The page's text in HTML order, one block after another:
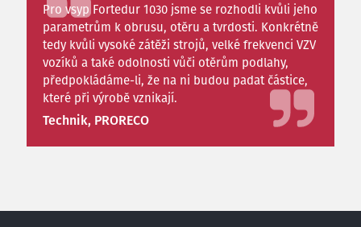
Pro vsyp Fortedur 1030 jsme se rozhodli kvůli jeho
parametrům k obrusu, otěru a tvrdosti. Konkrétně
tedy kvůli vysoké zátěži strojů, velké frekvenci VZV
vozíků a také odolnosti vůči otěrům podlahy,
předpokládáme-li, že na ni budou padat částice,
které při výrobě vznikají.
Technik, PRORECO